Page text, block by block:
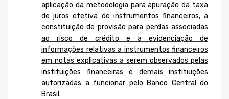
aplicação da metodologia para apuração da taxa
de juros efetiva de instrumentos financeiros, a
constituição de provisão para perdas associadas
ao risco de crédito e a evidenciação de
informações relativas a instrumentos financeiros
em notas explicativas a serem observados pelas
instituições financeiras e demais instituições
autorizadas a funcionar pelo Banco Central do
Brasil.